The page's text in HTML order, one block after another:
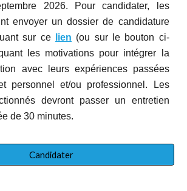
2026. Pour candidater, les
envoyer un dossier de candidature
sur ce
lien (ou sur le bouton ci-
les motivations pour intégrer la
avec leurs expériences passées
personnel et/ou professionnel. Les
devront passer un entretien
de 30 minutes.
Candidater